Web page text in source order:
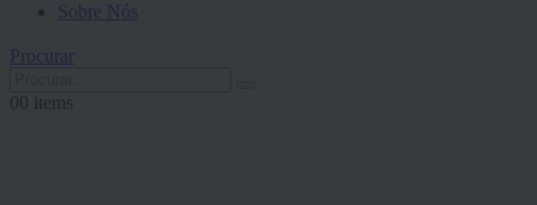
Sobre Nós
Procurar
00 items